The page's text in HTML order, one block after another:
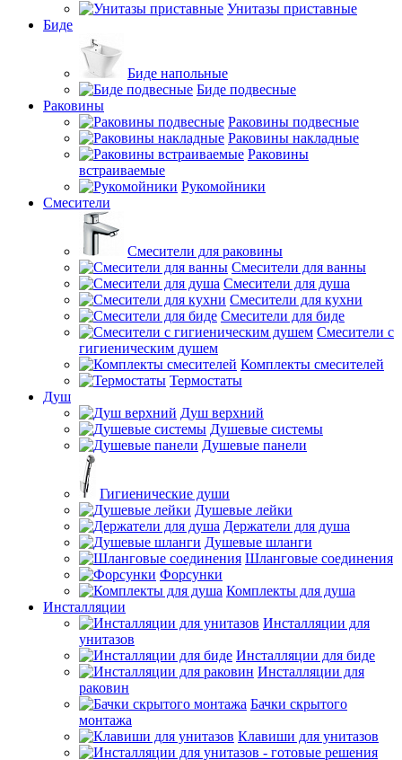
Унитазы приставные
Биде
Биде напольные
Биде подвесные
Раковины
Раковины подвесные
Раковины накладные
Раковины
встраиваемые
Рукомойники
Смесители
Смесители для раковины
Смесители для ванны
Смесители для душа
Смесители для кухни
Смесители для биде
Смесители с
гигиеническим душем
Комплекты смесителей
Термостаты
Душ
Душ верхний
Душевые системы
Душевые панели
Гигиенические души
Душевые лейки
Держатели для душа
Душевые шланги
Шланговые соединения
Форсунки
Комплекты для душа
Инсталляции
Инсталляции для
унитазов
Инсталляции для биде
Инсталляции для
раковин
Бачки скрытого
монтажа
Клавиши для унитазов